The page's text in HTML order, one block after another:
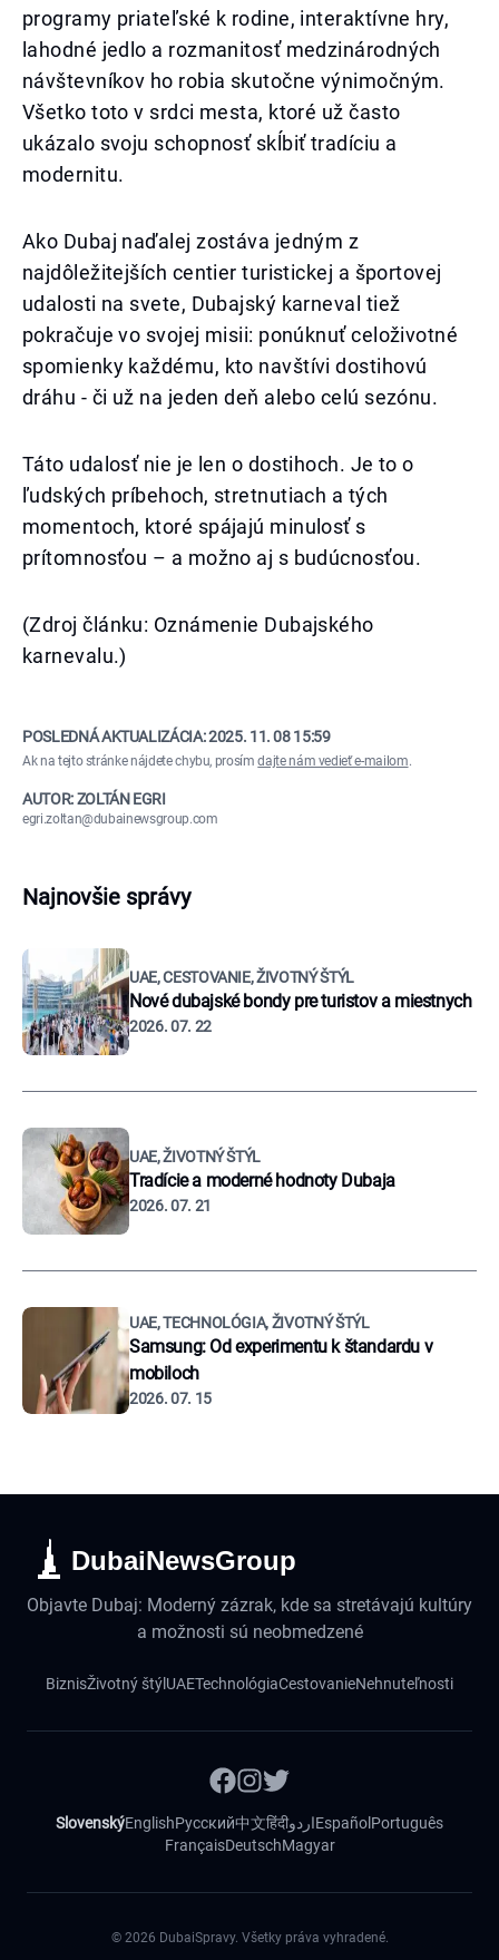
programy priateľské k rodine, interaktívne hry,
lahodné jedlo a rozmanitosť medzinárodných
návštevníkov ho robia skutočne výnimočným.
Všetko toto v srdci mesta, ktoré už často
ukázalo svoju schopnosť skĺbiť tradíciu a
modernitu.
Ako Dubaj naďalej zostáva jedným z
najdôležitejších centier turistickej a športovej
udalosti na svete, Dubajský karneval tiež
pokračuje vo svojej misii: ponúknuť celoživotné
spomienky každému, kto navštívi dostihovú
dráhu - či už na jeden deň alebo celú sezónu.
Táto udalosť nie je len o dostihoch. Je to o
ľudských príbehoch, stretnutiach a tých
momentoch, ktoré spájajú minulosť s
prítomnosťou – a možno aj s budúcnosťou.
(Zdroj článku: Oznámenie Dubajského
karnevalu.)
POSLEDNÁ AKTUALIZÁCIA:2025. 11. 08 15:59
Ak na tejto stránke nájdete chybu, prosímdajte nám vedieť e-mailom.
AUTOR: ZOLTÁN EGRI
egri.zoltan@dubainewsgroup.com
Najnovšie správy
UAE, CESTOVANIE, ŽIVOTNÝ ŠTÝL
Nové dubajské bondy pre turistov a miestnych
2026. 07. 22
UAE, ŽIVOTNÝ ŠTÝL
Tradície a moderné hodnoty Dubaja
2026. 07. 21
UAE, TECHNOLÓGIA, ŽIVOTNÝ ŠTÝL
Samsung: Od experimentu k štandardu v
mobiloch
2026. 07. 15
DubaiNewsGroup
Objavte Dubaj: Moderný zázrak, kde sa stretávajú kultúry
a možnosti sú neobmedzené
BiznisŽivotný štýl UAETechnológiaCestovanieNehnuteľnosti
SlovenskýEnglishРусский中文हिंदीاردوEspañol Português
FrançaisDeutschMagyar
© 2026 DubaiSpravy. Všetky práva vyhradené.